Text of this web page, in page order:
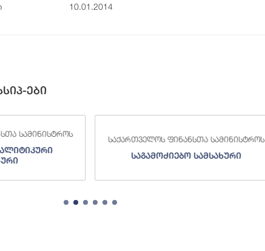
10.01.2014
ები
სამინისტროს
საქართველოს ფინანსთა სამინისტროს
საგამოძიებო სამსახური